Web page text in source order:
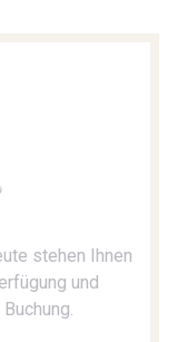
stehen Ihnen
und